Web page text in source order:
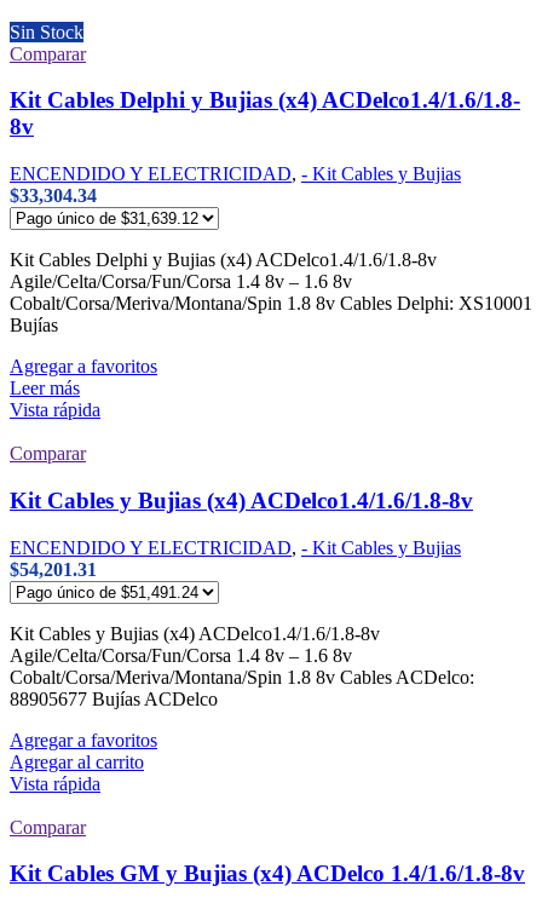
Sin Stock
Comparar
Kit Cables Delphi y Bujias (x4) ACDelco1.4/1.6/1.8-
8v
ENCENDIDO Y ELECTRICIDAD, - Kit Cables y Bujias
$33,304.34
Kit Cables Delphi y Bujias (x4) ACDelco1.4/1.6/1.8-8v
Agile/Celta/Corsa/Fun/Corsa 1.4 8v – 1.6 8v
Cobalt/Corsa/Meriva/Montana/Spin 1.8 8v Cables Delphi: XS10001
Bujías
Agregar a favoritos
Leer más
Vista rápida
Comparar
Kit Cables y Bujias (x4) ACDelco1.4/1.6/1.8-8v
ENCENDIDO Y ELECTRICIDAD, - Kit Cables y Bujias
$54,201.31
Kit Cables y Bujias (x4) ACDelco1.4/1.6/1.8-8v
Agile/Celta/Corsa/Fun/Corsa 1.4 8v – 1.6 8v
Cobalt/Corsa/Meriva/Montana/Spin 1.8 8v Cables ACDelco:
88905677 Bujías ACDelco
Agregar a favoritos
Agregar al carrito
Vista rápida
Comparar
Kit Cables GM y Bujias (x4) ACDelco 1.4/1.6/1.8-8v